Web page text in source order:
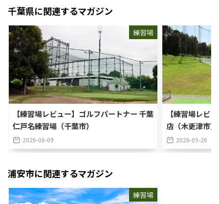
千葉県に関連するマガジン
練習場
【練習場レビュー】ゴルフパートナー 千葉
仁戸名練習場（千葉市）
2026-06-09
【練習場レビ
店（木更津市）
2026-05-26
浦安市に関連するマガジン
練習場